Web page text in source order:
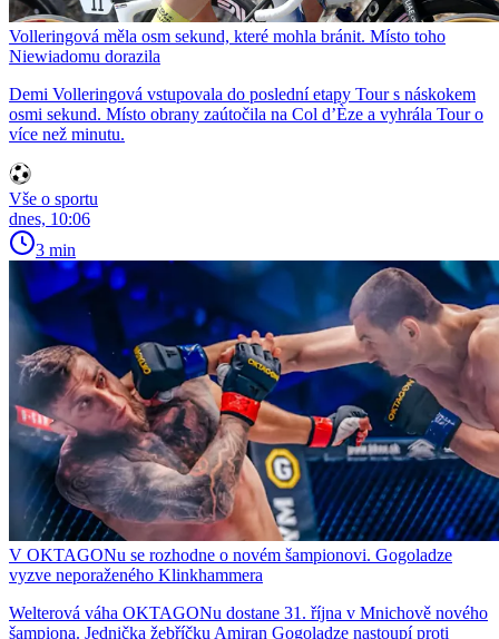
Volleringová měla osm sekund, které mohla bránit. Místo toho
Niewiadomu dorazila
Demi Volleringová vstupovala do poslední etapy Tour s náskokem
osmi sekund. Místo obrany zaútočila na Col d’Èze a vyhrála Tour o
více než minutu.
Vše o sportu
dnes, 10:06
3 min
V OKTAGONu se rozhodne o novém šampionovi. Gogoladze
vyzve neporaženého Klinkhammera
Welterová váha OKTAGONu dostane 31. října v Mnichově nového
šampiona. Jednička žebříčku Amiran Gogoladze nastoupí proti